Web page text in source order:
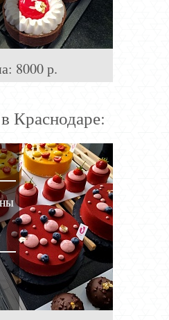
8000 р.
Краснодаре: